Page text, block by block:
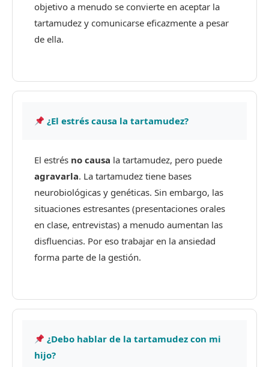
objetivo a menudo se convierte en aceptar la
tartamudez y comunicarse eficazmente a pesar
de ella.
¿El estrés causa la tartamudez?
El estrés no causa la tartamudez, pero puede
agravarla. La tartamudez tiene bases
neurobiológicas y genéticas. Sin embargo, las
situaciones estresantes (presentaciones orales
en clase, entrevistas) a menudo aumentan las
disfluencias. Por eso trabajar en la ansiedad
forma parte de la gestión.
¿Debo hablar de la tartamudez con mi
hijo?